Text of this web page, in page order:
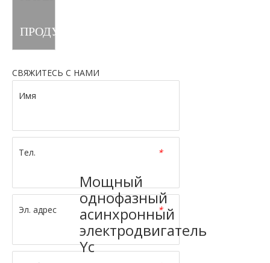
ПРОДУКТА
СВЯЖИТЕСЬ С НАМИ
Имя
*
Тел.
*
Эл. адрес
Мощный
однофазный
асинхронный
электродвигатель
Yc